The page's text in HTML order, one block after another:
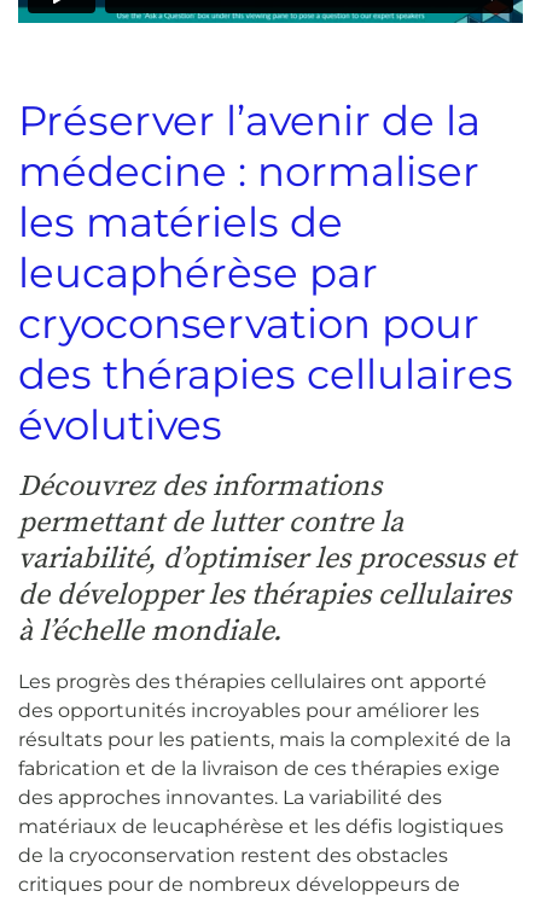
Préserver l’avenir de la
médecine : normaliser
les matériels de
leucaphérèse par
cryoconservation pour
des thérapies cellulaires
évolutives
Découvrez des informations
permettant de lutter contre la
variabilité, d’optimiser les processus et
de développer les thérapies cellulaires
à l’échelle mondiale.
Les progrès des thérapies cellulaires ont apporté
des opportunités incroyables pour améliorer les
résultats pour les patients, mais la complexité de la
fabrication et de la livraison de ces thérapies exige
des approches innovantes. La variabilité des
matériaux de leucaphérèse et les défis logistiques
de la cryoconservation restent des obstacles
critiques pour de nombreux développeurs de